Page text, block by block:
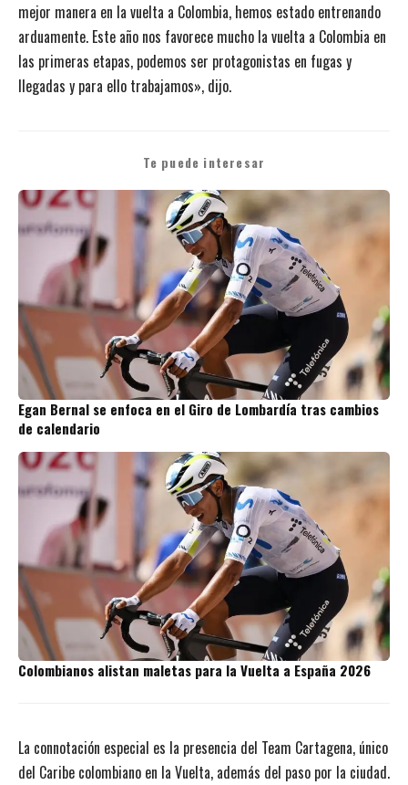
mejor manera en la vuelta a Colombia, hemos estado entrenando
arduamente. Este año nos favorece mucho la vuelta a Colombia en
las primeras etapas, podemos ser protagonistas en fugas y
llegadas y para ello trabajamos», dijo.
Te puede interesar
Egan Bernal se enfoca en el Giro de Lombardía tras cambios
de calendario
Colombianos alistan maletas para la Vuelta a España 2026
La connotación especial es la presencia del Team Cartagena, único
del Caribe colombiano en la Vuelta, además del paso por la ciudad.